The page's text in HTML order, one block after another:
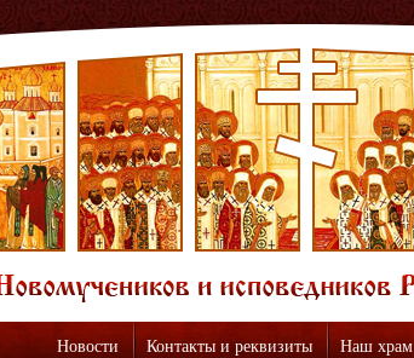
Новости Контакты и реквизиты Наш храм